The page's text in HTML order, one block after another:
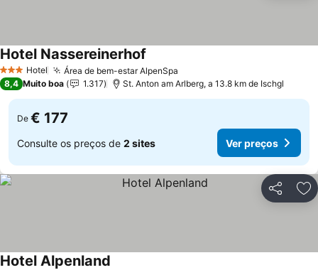
3 EstrelasHotel Área de bem-estar AlpenSpa
Hotel Nassereinerhof
8,4 Muito boa 1.317 St. Anton am Arlberg, a 13.8 km de Ischgl
De € 177
Consulte os preços de 2 sites Ver preços
Partilhar
Hotel Alpenland